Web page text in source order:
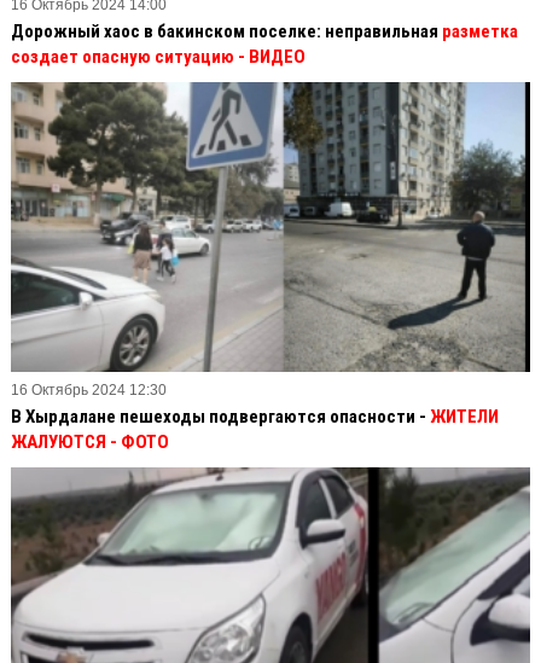
16 Октябрь 2024 14:00
Дорожный хаос в бакинском поселке: неправильная разметка
создает опасную ситуацию - ВИДЕО
16 Октябрь 2024 12:30
В Хырдалане пешеходы подвергаются опасности - ЖИТЕЛИ
ЖАЛУЮТСЯ - ФОТО